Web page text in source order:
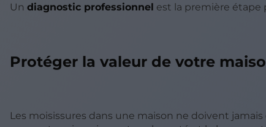
Un diagnostic professionnel est la première
Protéger la valeur de votre
Les moisissures dans une maison ne doivent